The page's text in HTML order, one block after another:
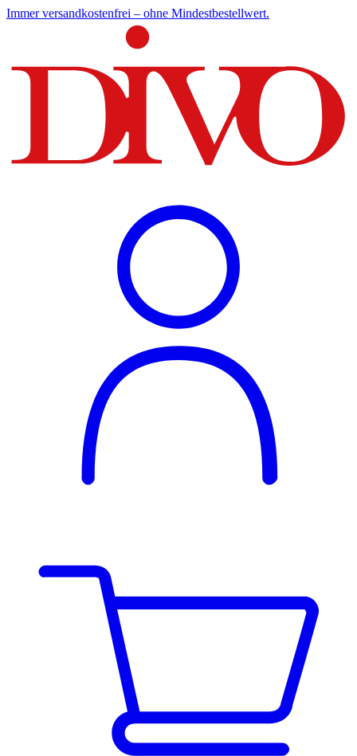
Immer versandkostenfrei – ohne Mindestbestellwert.